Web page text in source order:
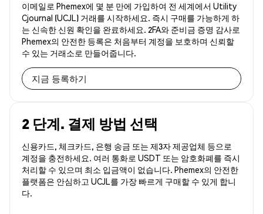
이메일로 Phemex에 몇 분 만에 가입하여 전 세계에서 Utility
Cjournal (UCJL) 거래를 시작하세요. 즉시 구매를 가능하게 하
는 신속한 신원 확인을 완료하세요. 2FA와 준비금 증명 감사로
Phemex의 안전한 등록은 처음부터 계정을 보호하며 신뢰할
수 있는 거래소로 만들어줍니다.
지금 등록하기
2 단계. 결제 방법 선택
신용카드, 체크카드, 은행 송금 또는 제3자 제공업체 등으로
계정을 충전하세요. 여러 통화로 USDT 또는 암호화폐를 즉시
처리할 수 있으며 최소 입금액이 없습니다. Phemex의 안전한
플랫폼은 안심하고 UCJL를 가장 빠르게 구매할 수 있게 합니
다.